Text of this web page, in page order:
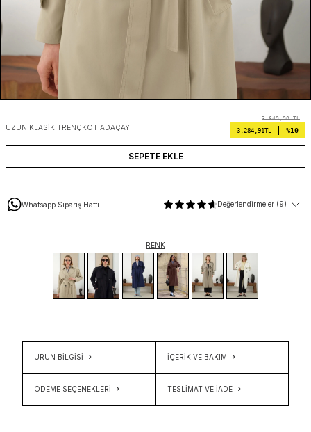
UZUN KLASIK TRENÇKOT ADAÇAYI
3.649,90TL
3.284,91 TL %10
SEPETE EKLE
Whatsapp Sipariş Hattı Değerlendirmeler (9)
RENK
ÜRÜN BİLGİSİ İÇERIK VE BAKIM
ÖDEME SEÇENEKLERI TESLIMAT VE İADE